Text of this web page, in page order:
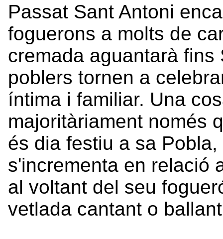
Passat Sant Antoni
foguerons a molts de
cremada aguantarà
poblers tornen a
íntima i familiar. Una
majoritàriament només
és dia festiu a sa
s'incrementa en relació
al voltant del seu
vetlada cantant o